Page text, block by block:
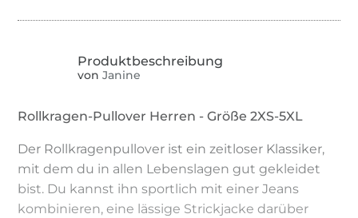
von Janine
Rollkragen-Pullover Herren - Größe 2XS-5XL
Der Rollkragenpullover ist ein zeitloser Klassiker,
mit dem du in allen Lebenslagen gut gekleidet
bist. Du kannst ihn sportlich mit einer Jeans
kombinieren, eine lässige Strickjacke darüber